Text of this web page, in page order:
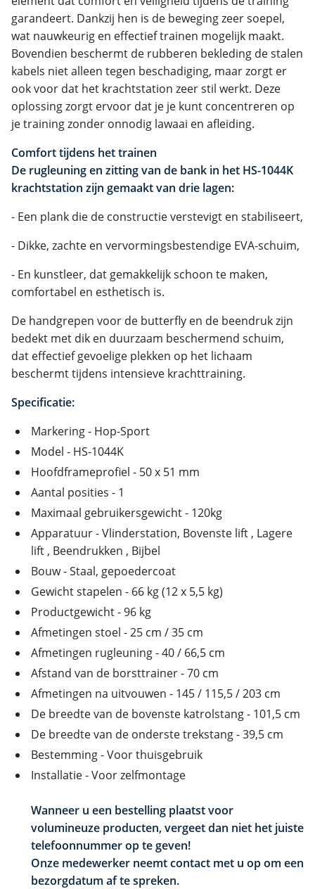
garandeert. Dankzij hen is de beweging zeer soepel,
wat nauwkeurig en effectief trainen mogelijk maakt.
Bovendien beschermt de rubberen bekleding de stalen
kabels niet alleen tegen beschadiging, maar zorgt er
ook voor dat het krachtstation zeer stil werkt. Deze
oplossing zorgt ervoor dat je je kunt concentreren op
je training zonder onnodig lawaai en afleiding.
Comfort tijdens het trainen
De rugleuning en zitting van de bank in het HS-1044K
krachtstation zijn gemaakt van drie lagen:
- Een plank die de constructie verstevigt en stabiliseert,
- Dikke, zachte en vervormingsbestendige EVA-schuim,
- En kunstleer, dat gemakkelijk schoon te maken,
comfortabel en esthetisch is.
De handgrepen voor de butterfly en de beendruk zijn
bedekt met dik en duurzaam beschermend schuim,
dat effectief gevoelige plekken op het lichaam
beschermt tijdens intensieve krachttraining.
Specificatie:
Markering - Hop-Sport
Model - HS-1044K
Hoofdframeprofiel - 50 x 51 mm
Aantal posities - 1
Maximaal gebruikersgewicht - 120kg
Apparatuur - Vlinderstation, Bovenste lift , Lagere
lift , Beendrukken , Bijbel
Bouw - Staal, gepoedercoat
Gewicht stapelen - 66 kg (12 x 5,5 kg)
Productgewicht - 96 kg
Afmetingen stoel - 25 cm / 35 cm
Afmetingen rugleuning - 40 / 66,5 cm
Afstand van de borsttrainer - 70 cm
Afmetingen na uitvouwen - 145 / 115,5 / 203 cm
De breedte van de bovenste katrolstang - 101,5 cm
De breedte van de onderste trekstang - 39,5 cm
Bestemming - Voor thuisgebruik
Installatie - Voor zelfmontage
Wanneer u een bestelling plaatst voor
volumineuze producten, vergeet dan niet het juiste
telefoonnummer op te geven!
Onze medewerker neemt contact met u op om een
​​bezorgdatum af te spreken.